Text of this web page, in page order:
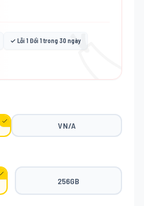
🏷️
✓ Lỗi 1 Đổi 1 trong 30 ngày
VN/A
256GB